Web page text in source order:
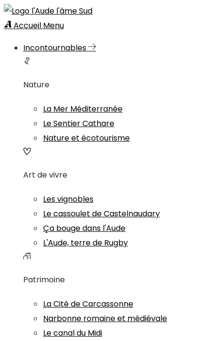
Accueil Menu
Incontournables
Nature
La Mer Méditerranée
Le Sentier Cathare
Nature et écotourisme
Art de vivre
Les vignobles
Le cassoulet de Castelnaudary
Ça bouge dans l'Aude
L'Aude, terre de Rugby
Patrimoine
La Cité de Carcassonne
Narbonne romaine et médiévale
Le canal du Midi